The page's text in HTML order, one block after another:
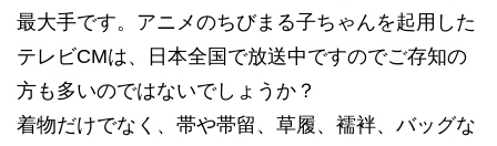
最大手です。アニメのちびまる子ちゃんを起用した
テレビCMは、日本全国で放送中ですのでご存知の
方も多いのではないでしょうか？
着物だけでなく、帯や帯留、草履、襦袢、バッグな